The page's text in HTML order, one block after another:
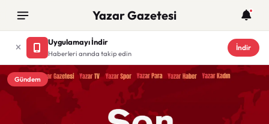
Yazar Gazetesi
Uygulamayı İndir
Haberleri anında takip edin
İndir
Gündem